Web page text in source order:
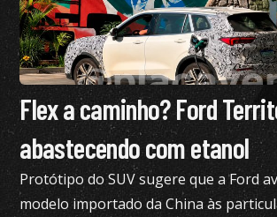
Flex a caminho? Ford
abastecendo com etanol
Protótipo do SUV sugere que a Ford
modelo importado da China às